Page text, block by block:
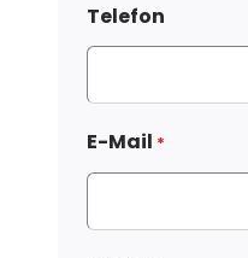
Telefon
E-Mail *